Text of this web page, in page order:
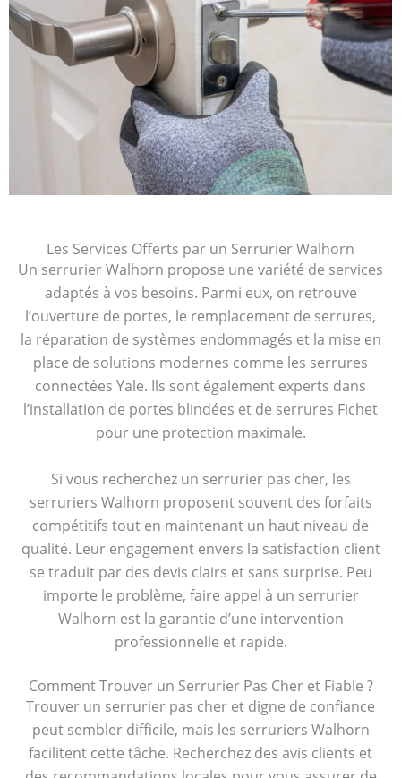
Les Services Offerts par un Serrurier Walhorn
Un serrurier Walhorn propose une variété de services
adaptés à vos besoins. Parmi eux, on retrouve
l’ouverture de portes, le remplacement de serrures,
la réparation de systèmes endommagés et la mise en
place de solutions modernes comme les serrures
connectées Yale. Ils sont également experts dans
l’installation de portes blindées et de serrures Fichet
pour une protection maximale.
Si vous recherchez un serrurier pas cher, les
serruriers Walhorn proposent souvent des forfaits
compétitifs tout en maintenant un haut niveau de
qualité. Leur engagement envers la satisfaction client
se traduit par des devis clairs et sans surprise. Peu
importe le problème, faire appel à un serrurier
Walhorn est la garantie d’une intervention
professionnelle et rapide.
Comment Trouver un Serrurier Pas Cher et Fiable ?
Trouver un serrurier pas cher et digne de confiance
peut sembler difficile, mais les serruriers Walhorn
facilitent cette tâche. Recherchez des avis clients et